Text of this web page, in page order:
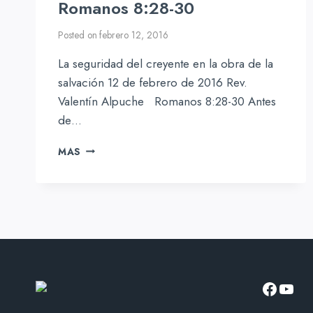
Romanos 8:28-30
Posted on febrero 12, 2016
La seguridad del creyente en la obra de la
salvación 12 de febrero de 2016 Rev.
Valentín Alpuche Romanos 8:28-30 Antes
de…
MAS ROMANOS